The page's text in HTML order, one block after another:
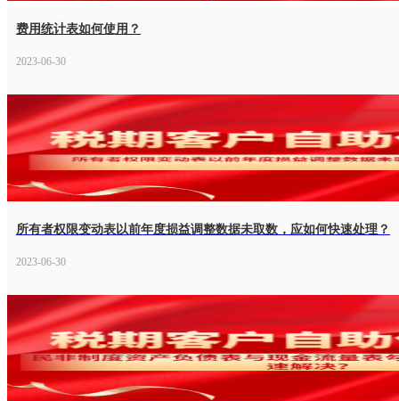
费用统计表如何使用？
2023-06-30
所有者权限变动表以前年度损益调整数据未取数，应如何快速处理？
2023-06-30